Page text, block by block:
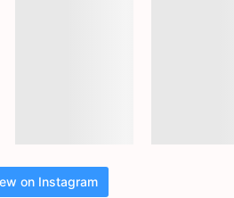
on Instagram